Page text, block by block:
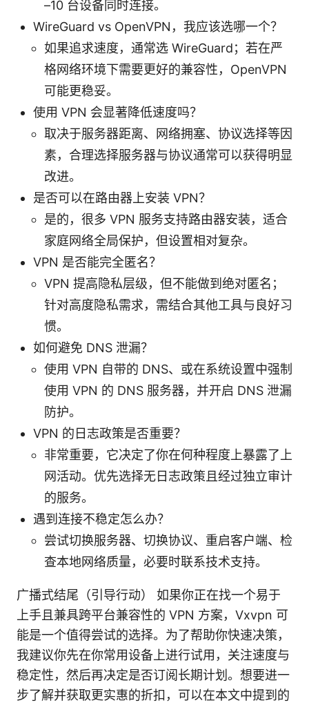
–10 台设备同时连接。
WireGuard vs OpenVPN，我应该选哪一个？
如果追求速度，通常选 WireGuard；若在严
格网络环境下需要更好的兼容性，OpenVPN
可能更稳妥。
使用 VPN 会显著降低速度吗？
取决于服务器距离、网络拥塞、协议选择等因
素，合理选择服务器与协议通常可以获得明显
改进。
是否可以在路由器上安装 VPN？
是的，很多 VPN 服务支持路由器安装，适合
家庭网络全局保护，但设置相对复杂。
VPN 是否能完全匿名？
VPN 提高隐私层级，但不能做到绝对匿名；
针对高度隐私需求，需结合其他工具与良好习
惯。
如何避免 DNS 泄漏？
使用 VPN 自带的 DNS、或在系统设置中强制
使用 VPN 的 DNS 服务器，并开启 DNS 泄漏
防护。
VPN 的日志政策是否重要？
非常重要，它决定了你在何种程度上暴露了上
网活动。优先选择无日志政策且经过独立审计
的服务。
遇到连接不稳定怎么办？
尝试切换服务器、切换协议、重启客户端、检
查本地网络质量，必要时联系技术支持。
广播式结尾（引导行动） 如果你正在找一个易于
上手且兼具跨平台兼容性的 VPN 方案，Vxvpn 可
能是一个值得尝试的选择。为了帮助你快速决策，
我建议你先在你常用设备上进行试用，关注速度与
稳定性，然后再决定是否订阅长期计划。想要进一
步了解并获取更实惠的折扣，可以在本文中提到的